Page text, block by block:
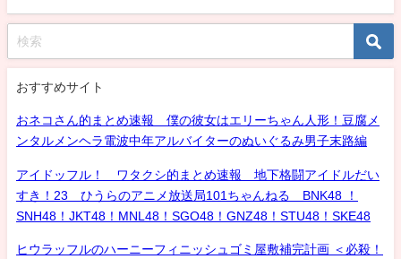
おすすめサイト
おネコさん的まとめ速報 僕の彼女はエリーちゃん人形！豆腐メ
ンタルメンヘラ電波中年アルバイターのぬいぐるみ男子末路編
アイドッフル！ ワタクシ的まとめ速報 地下格闘アイドルだい
すき！23 ひうらのアニメ放送局101ちゃんねる BNK48 ！
SNH48！JKT48！MNL48！SGO48！GNZ48！STU48！SKE48
ヒウラッフルのハーニーフィニッシュゴミ屋敷補完計画 ＜必殺！